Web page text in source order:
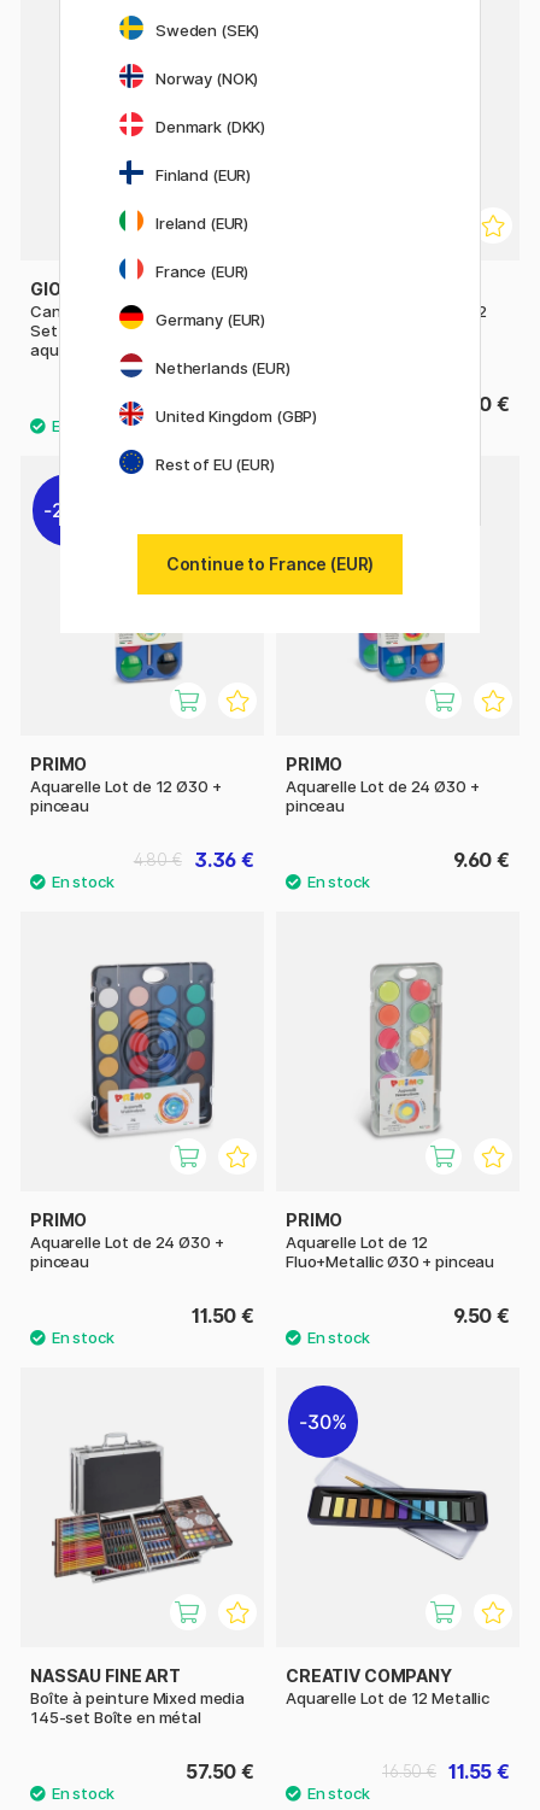
GIOTTO
Candy Collection Acquerelli
Set de 12 peintures
aquarelles
Aquarelle Palette Lot de 12
4.80 €
22%
PRIMO
Aquarelle Lot de 12 Ø30 +
pinceau
3.36 €
4.80 €
PRIMO
Aquarelle Lot de 24 Ø30 +
pinceau
9.60 €
PRIMO
Aquarelle Lot de 24 Ø30 +
pinceau
11.50 €
PRIMO
Aquarelle Lot de 12
Fluo+Metallic Ø30 + pinceau
9.50 €
NASSAU FINE ART
Boîte à peinture Mixed media
145-set Boîte en métal
57.50 €
30%
CREATIV COMPANY
Aquarelle Lot de 12 Metallic
11.55 €
16.50 €
Sweden (SEK)
Norway (NOK)
Denmark (DKK)
Finland (EUR)
Ireland (EUR)
France (EUR)
Germany (EUR)
Netherlands (EUR)
United Kingdom (GBP)
Rest of EU (EUR)
Continue to France (EUR)